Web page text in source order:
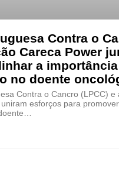
Contra o
Careca Power
a
no doente
Contra o Cancro (LPCC) e
esforços para